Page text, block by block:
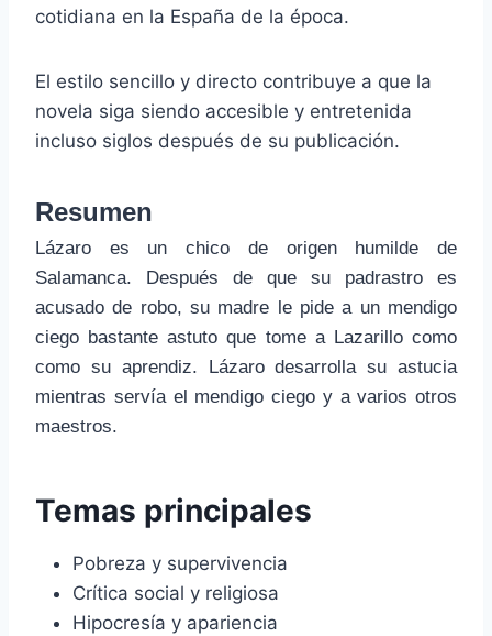
cotidiana en la España de la época.
El estilo sencillo y directo contribuye a que la
novela siga siendo accesible y entretenida
incluso siglos después de su publicación.
Resumen
Lázaro es un chico de origen humilde de
Salamanca. Después de que su padrastro es
acusado de robo, su madre le pide a un mendigo
ciego bastante astuto que tome a Lazarillo como
como su aprendiz. Lázaro desarrolla su astucia
mientras servía el mendigo ciego y a varios otros
maestros.
Temas principales
Pobreza y supervivencia
Crítica social y religiosa
Hipocresía y apariencia